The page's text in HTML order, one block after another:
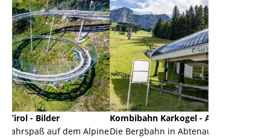
Alpine
Kombibahn Karkogel - Abtenau - Salzburg
Die Bergbahn in Abtenau ist eine Kombibahn